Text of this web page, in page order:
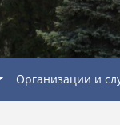
Организации и